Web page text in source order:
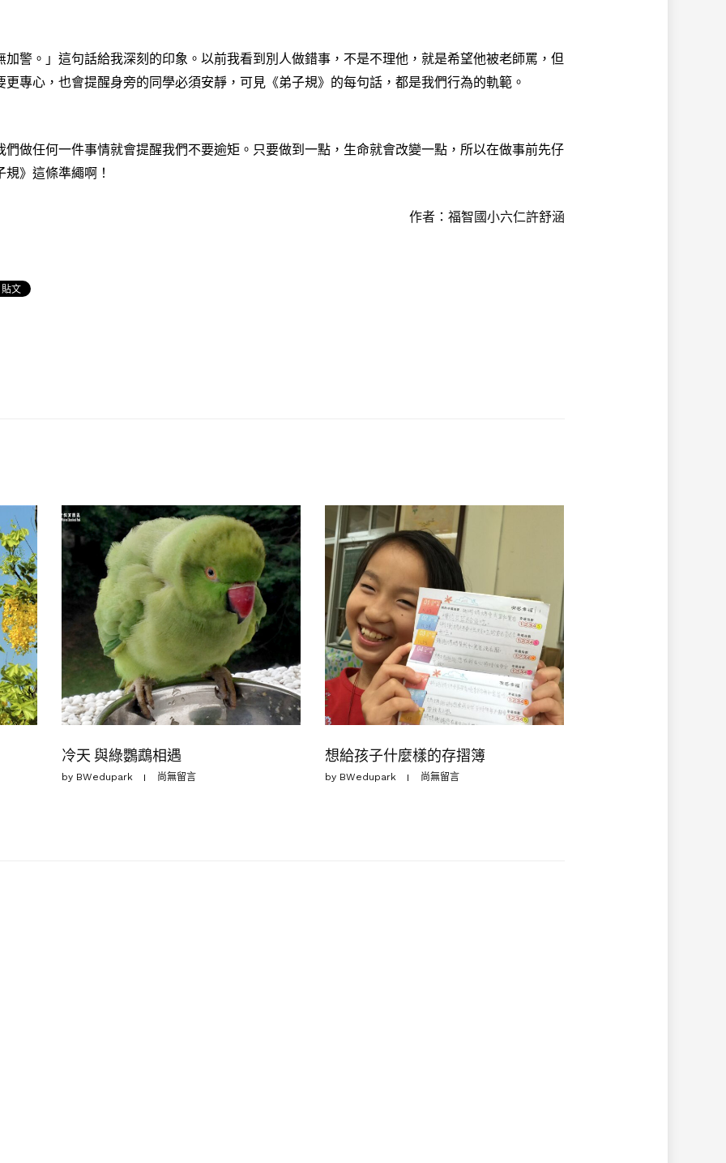
。」這句話給我深刻的印象。以前我看到別人做錯事，不是不理他，就是希望他被老師罵，但
專心，也會提醒身旁的同學必須安靜，可見《弟子規》的每句話，都是我們行為的軌範。
任何一件事情就會提醒我們不要逾矩。只要做到一點，生命就會改變一點，所以在做事前先仔
》這條準繩啊！
作者：福智國小六仁許舒涵
冷天 與綠鸚鵡相遇
by BWedupark 尚無留言
想給孩子什麼樣的存摺簿
by BWedupark 尚無留言